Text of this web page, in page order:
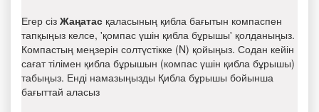
Егер сіз Жаңатас қаласының қибла бағытын компаспен
тапқыңыз келсе, 'қомпас үшін қибла бұрышы' қолданыңыз.
Компастың меңзерін солтүстікке (N) қойыңыз. Содан кейін
сағат тілімен қибла бұрышын (компас үшін қибла бұрышы)
табыңыз. Енді намазыңызды Қибла бұрышы бойынша
бағыттай аласыз